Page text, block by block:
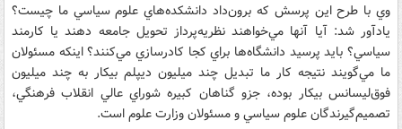
وي با طرح اين پرسش که برون‌داد دانشکده‌هاي علوم سياسي ما چيست؟
يادآور شد: آيا آنها مي‌خواهند نظريه‌پرداز تحويل جامعه دهند يا کارمند
سياسي؟ بايد پرسيد دانشگا‌‌ه‌ها براي کجا کادرسازي مي‌کنند؟ اينکه مسئولان
ما مي‌گويند نتيجه کار ما تبديل چند ميليون ديپلم بيکار به چند ميليون
فوق‌ليسانس بيکار بوده، جزو گناهان کبيره شوراي عالي انقلاب فرهنگي،
تصميم‌گيرندگان علوم سياسي و مسئولان وزارت علوم است.